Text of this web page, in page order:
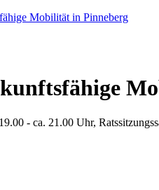
Mobilität in Pinneberg
- ca. 21.00 Uhr,